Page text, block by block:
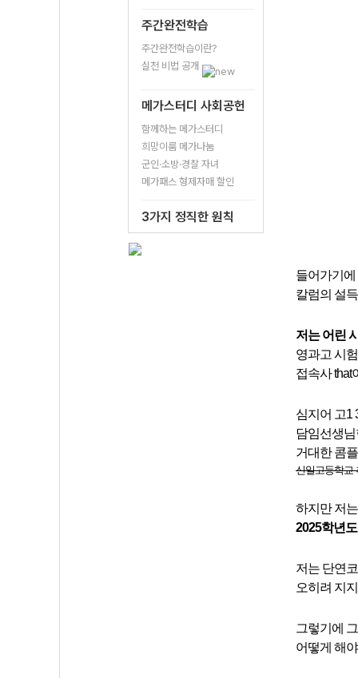
주간완전학습
주간완전학습이란?
실천 비법 공개
메가스터디 사회공헌
함께하는 메가스터디
희망이룸 메가나눔
군인·소방·경찰 자녀
메가패스 형제자매 할인
3가지 정직한 원칙
들어가기에
칼럼의 설
저는 어린
영과고 시
접속사 that
심지어 고1
담임선생
거대한 콤
신일고등학교
하지만 저
2025학년
저는 단연
오히려 지
그렇기에
어떻게 해